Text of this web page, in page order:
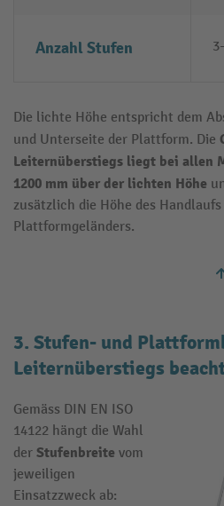
Anzahl Stufen
Die lichte Höhe entspricht dem
und Unterseite der Plattform. Die
Leiternüberstiegs liegt bei allen
1200 mm über der lichten Höhe
zusätzlich die Höhe des Handlaufs
Plattformgeländers.
3. Stufen- und
Leiternüberstiegs
Gemäss DIN EN ISO
14122 hängt die Wahl
der Stufenbreite vom
jeweiligen
Einsatzzweck ab: